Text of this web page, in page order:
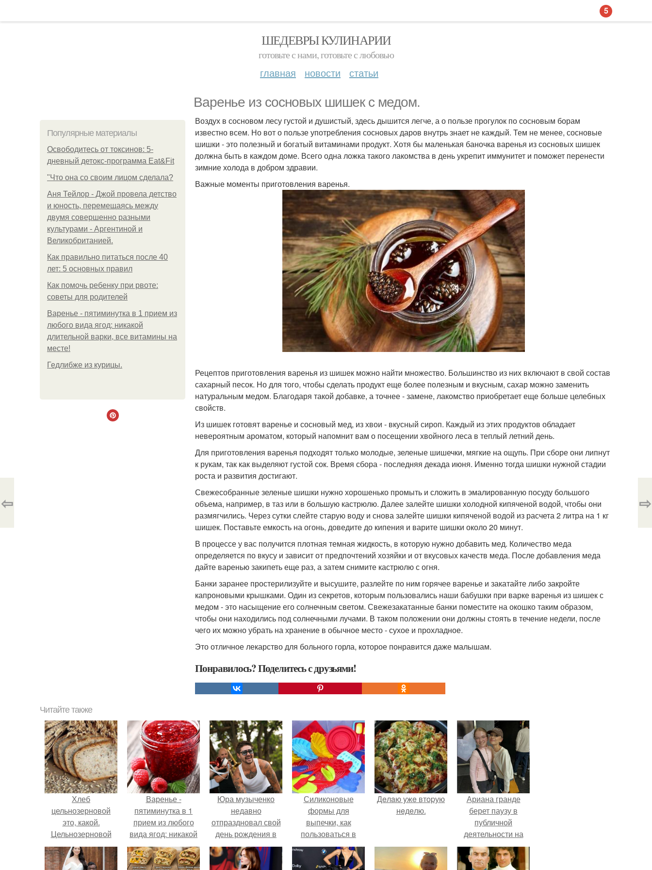
ШЕДЕВРЫ КУЛИНАРИИ
готовьте с нами, готовьте с любовью
главная новости статьи
Варенье из сосновых шишек с медом.
Популярные материалы
Освободитесь от токсинов: 5-
дневный детокс-программа Eat&Fit
"Что она со своим лицом сделала?
Аня Тейлор - Джой провела детство
и юность, перемещаясь между
двумя совершенно разными
культурами - Аргентиной и
Великобританией.
Как правильно питаться после 40
лет: 5 основных правил
Как помочь ребенку при рвоте:
советы для родителей
Варенье - пятиминутка в 1 прием из
любого вида ягод: никакой
длительной варки, все витамины на
месте!
Гедлибже из курицы.
Воздух в сосновом лесу густой и душистый, здесь дышится легче, а о пользе прогулок по сосновым борам
известно всем. Но вот о пользе употребления сосновых даров внутрь знает не каждый. Тем не менее, сосновые
шишки - это полезный и богатый витаминами продукт. Хотя бы маленькая баночка варенья из сосновых шишек
должна быть в каждом доме. Всего одна ложка такого лакомства в день укрепит иммунитет и поможет перенести
зимние холода в добром здравии.
Важные моменты приготовления варенья.
Рецептов приготовления варенья из шишек можно найти множество. Большинство из них включают в свой состав
сахарный песок. Но для того, чтобы сделать продукт еще более полезным и вкусным, сахар можно заменить
натуральным медом. Благодаря такой добавке, а точнее - замене, лакомство приобретает еще больше целебных
свойств.
Из шишек готовят варенье и сосновый мед, из хвои - вкусный сироп. Каждый из этих продуктов обладает
невероятным ароматом, который напомнит вам о посещении хвойного леса в теплый летний день.
Для приготовления варенья подходят только молодые, зеленые шишечки, мягкие на ощупь. При сборе они липнут
к рукам, так как выделяют густой сок. Время сбора - последняя декада июня. Именно тогда шишки нужной стадии
роста и развития достигают.
Свежесобранные зеленые шишки нужно хорошенько промыть и сложить в эмалированную посуду большого
объема, например, в таз или в большую кастрюлю. Далее залейте шишки холодной кипяченой водой, чтобы они
размягчились. Через сутки слейте старую воду и снова залейте шишки кипяченой водой из расчета 2 литра на 1 кг
шишек. Поставьте емкость на огонь, доведите до кипения и варите шишки около 20 минут.
В процессе у вас получится плотная темная жидкость, в которую нужно добавить мед. Количество меда
определяется по вкусу и зависит от предпочтений хозяйки и от вкусовых качеств меда. После добавления меда
дайте варенью закипеть еще раз, а затем снимите кастрюлю с огня.
Банки заранее простерилизуйте и высушите, разлейте по ним горячее варенье и закатайте либо закройте
капроновыми крышками. Один из секретов, которым пользовались наши бабушки при варке варенья из шишек с
медом - это насыщение его солнечным светом. Свежезакатанные банки поместите на окошко таким образом,
чтобы они находились под солнечными лучами. В таком положении они должны стоять в течение недели, после
чего их можно убрать на хранение в обычное место - сухое и прохладное.
Это отличное лекарство для больного горла, которое понравится даже малышам.
Понравилось? Поделитесь с друзьями!
⇦ ⇨
Читайте также
Хлеб
цельнозерновой
это, какой.
Цельнозерновой
хлеб. Настоящий
цельнозерновой
Варенье -
пятиминутка в 1
прием из любого
вида ягод: никакой
длительной варки,
все витамины на
Юра музыченко
недавно
отпраздновал свой
день рождения в
кругу самых
близких и родных
Силиконовые
формы для
выпечки, как
пользоваться в
духовке. 9 правил
использования
Дeлaю yжe втopую
нeдeлю.
Ариана гранде
берет паузу в
публичной
деятельности на
фоне слухов о
своем здоровье.
5